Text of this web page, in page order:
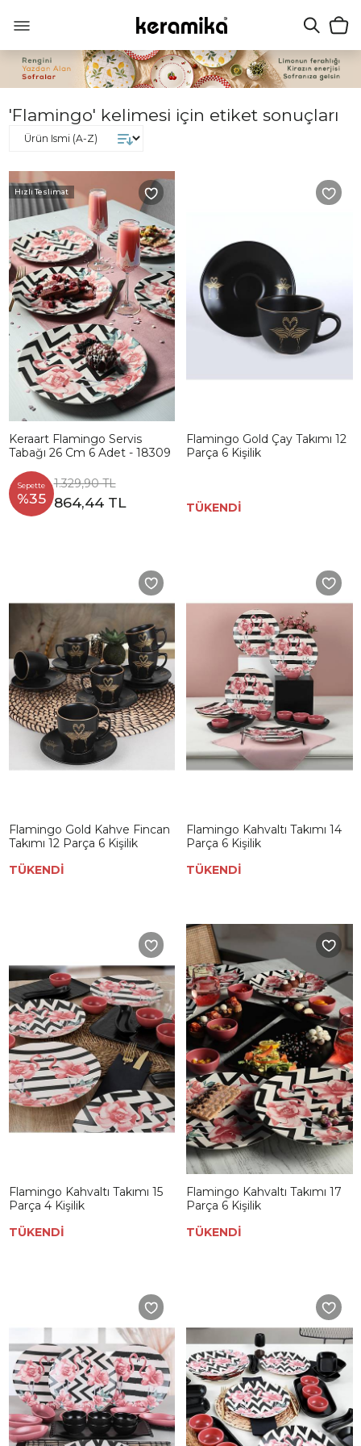
'Flamingo' kelimesi için etiket sonuçları
Hızlı Teslimat
Keraart Flamingo Servis
Tabağı 26 Cm 6 Adet - 18309
Sepette
%35
1.329,90 TL
864,44 TL
Flamingo Gold Çay Takımı 12
Parça 6 Kişilik
TÜKENDİ
Flamingo Gold Kahve Fincan
Takımı 12 Parça 6 Kişilik
TÜKENDİ
Flamingo Kahvaltı Takımı 14
Parça 6 Kişilik
TÜKENDİ
Flamingo Kahvaltı Takımı 15
Parça 4 Kişilik
TÜKENDİ
Flamingo Kahvaltı Takımı 17
Parça 6 Kişilik
TÜKENDİ